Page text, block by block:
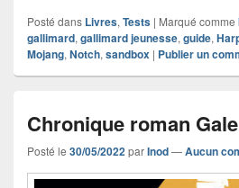
Posté dans Livres, Tests | Marqué comme
gallimard, gallimard jeunesse, guide,
Mojang, Notch, sandbox | Publier un
Chronique roman
Posté le 30/05/2022parInod—Aucun